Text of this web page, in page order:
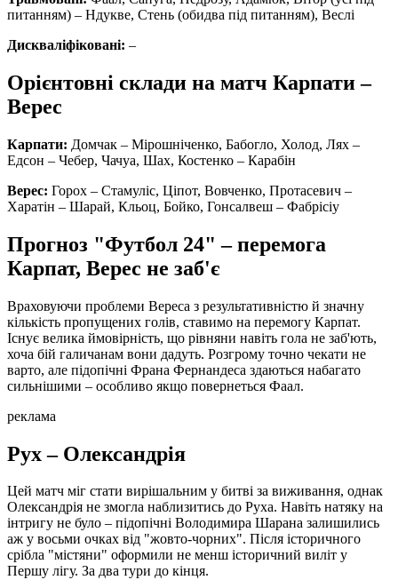
питанням) – Ндукве, Стень (обидва під питанням), Веслі
Дискваліфіковані: –
Орієнтовні склади на матч Карпати –
Верес
Карпати: Домчак – Мірошніченко, Бабогло, Холод, Лях –
Едсон – Чебер, Чачуа, Шах, Костенко – Карабін
Верес: Горох – Стамуліс, Ціпот, Вовченко, Протасевич –
Харатін – Шарай, Кльоц, Бойко, Гонсалвеш – Фабрісіу
Прогноз "Футбол 24" – перемога
Карпат, Верес не заб'є
Враховуючи проблеми Вереса з результативністю й значну
кількість пропущених голів, ставимо на перемогу Карпат.
Існує велика ймовірність, що рівняни навіть гола не заб'ють,
хоча бій галичанам вони дадуть. Розгрому точно чекати не
варто, але підопічні Франа Фернандеса здаються набагато
сильнішими – особливо якщо повернеться Фаал.
реклама
Рух – Олександрія
Цей матч міг стати вирішальним у битві за виживання, однак
Олександрія не змогла наблизитись до Руха. Навіть натяку на
інтригу не було – підопічні Володимира Шарана залишились
аж у восьми очках від "жовто-чорних". Після історичного
срібла "містяни" оформили не менш історичний виліт у
Першу лігу. За два тури до кінця.